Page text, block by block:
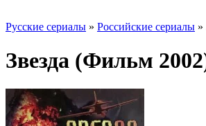
Русские сериалы » Российские сериалы »
Звезда (Фильм